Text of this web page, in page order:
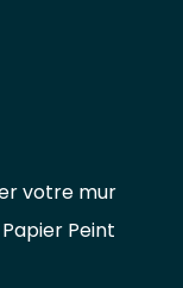
votre mur
Peint